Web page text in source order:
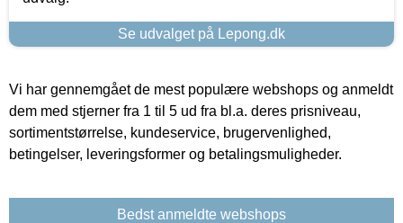
Se udvalget på Lepong.dk
Vi har gennemgået de mest populære webshops og anmeldt
dem med stjerner fra 1 til 5 ud fra bl.a. deres prisniveau,
sortimentstørrelse, kundeservice, brugervenlighed,
betingelser, leveringsformer og betalingsmuligheder.
Bedst anmeldte webshops